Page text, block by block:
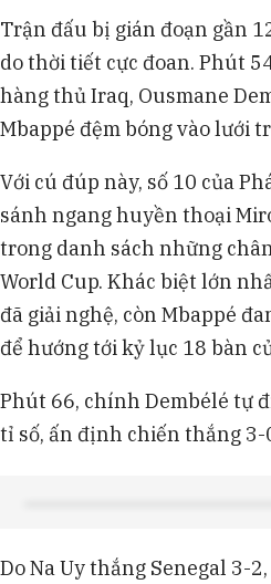
Trận đấu bị gián đoạn gần
do thời tiết cực đoan. Phút
hàng thủ Iraq, Ousmane
Mbappé đệm bóng vào lưới
Với cú đúp này, số 10 của
sánh ngang huyền thoại
trong danh sách những
World Cup. Khác biệt lớn
đã giải nghệ, còn Mbappé
để hướng tới kỷ lục 18 bàn
Phút 66, chính Dembélé tự
tỉ số, ấn định chiến thắng 3-
Do Na Uy thắng Senegal 3-